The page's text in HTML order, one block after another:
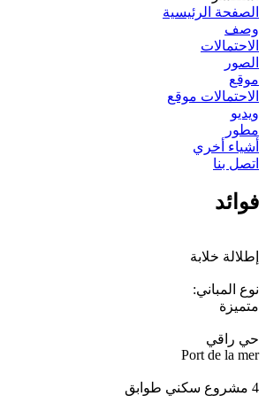
الصفحة الرئيسية
وصف
الاحتمالات
الصور
موقع
الاحتمالات موقع
ویدیو
مطور
أشياء أخري
اتصل بنا
فوائد
إطلالة خلابة
نوع المباني:
متميزة
حي راقي
Port de la mer
4 مشروع سكني طوابق